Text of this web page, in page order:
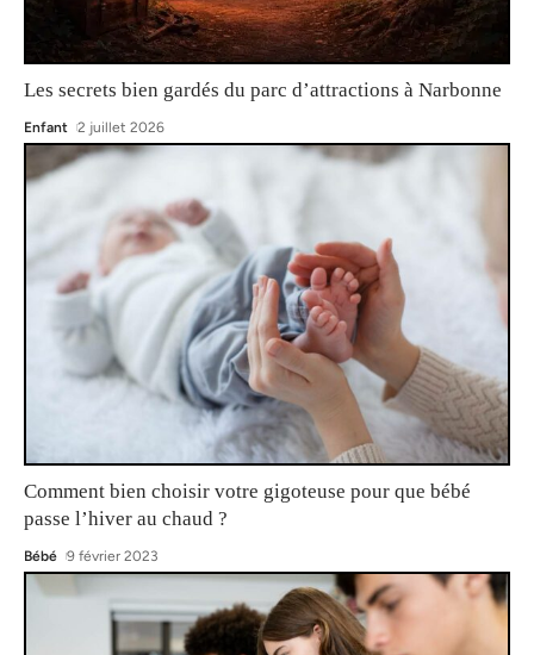
Les secrets bien gardés du parc d’attractions à Narbonne
Enfant 2 juillet 2026
Comment bien choisir votre gigoteuse pour que bébé
passe l’hiver au chaud ?
Bébé 9 février 2023